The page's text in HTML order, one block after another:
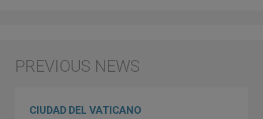
CIUDAD DEL VATICANO